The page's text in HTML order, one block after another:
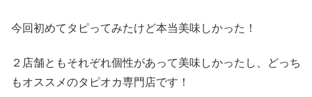
今回初めてタピってみたけど本当美味しかった！
２店舗ともそれぞれ個性があって美味しかったし、どっち
もオススメのタピオカ専門店です！